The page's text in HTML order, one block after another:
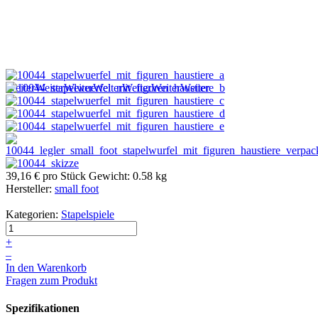
WeiterWeiterWeiterWeiterWeiterWeiterWeiter
39,16 € pro Stück Gewicht: 0.58 kg
Hersteller: small foot
Kategorien: Stapelspiele
+
–
In den Warenkorb
Fragen zum Produkt
Spezifikationen